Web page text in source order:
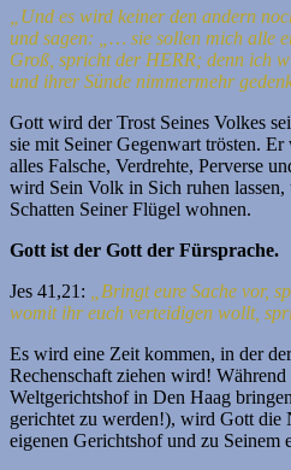
„Und es wird keiner den andern
und sagen: „… sie sollen mich alle
Groß, spricht der HERR; denn ich
und ihrer Sünde nimmermehr
Gott wird der Trost Seines Volkes
sie mit Seiner Gegenwart trösten.
alles Falsche, Verdrehte, Perverse
wird Sein Volk in Sich ruhen lassen,
Schatten Seiner Flügel wohnen.
Gott ist der Gott der Fürsprache.
Jes 41,21: „Bringt eure Sache vor,
womit ihr euch verteidigen wollt,
Es wird eine Zeit kommen, in der
Rechenschaft ziehen wird!
Weltgerichtshof in Den Haag
gerichtet zu werden!), wird Gott die
eigenen Gerichtshof und zu Seinem